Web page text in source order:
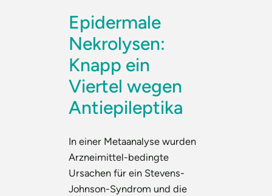
Epidermale
Nekrolysen:
Knapp ein
Viertel wegen
Antiepileptika
In einer Metaanalyse wurden
Arzneimittel-bedingte
Ursachen für ein Stevens-
Johnson-Syndrom und die